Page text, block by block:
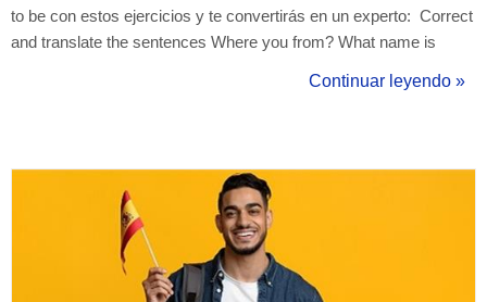
to be con estos ejercicios y te convertirás en un experto: Correct
and translate the sentences Where you from? What name is
from UK? Carlos from Madrid. I'm from Russia. are you from?
Continuar leyendo »